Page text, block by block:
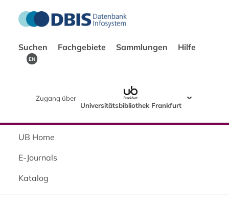
Suchen Fachgebiete Sammlungen Hilfe
EN
Zugang über
Universitätsbibliothek Frankfurt
UB Home
E-Journals
Katalog